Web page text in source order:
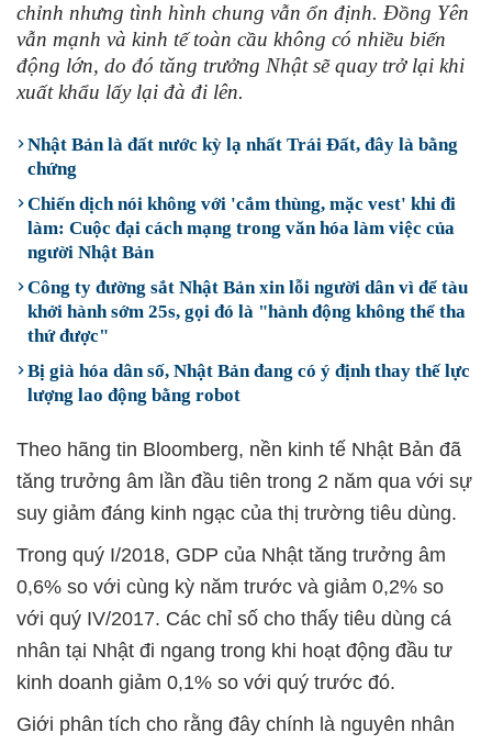
chỉnh nhưng tình hình chung vẫn ổn định. Đồng Yên
vẫn mạnh và kinh tế toàn cầu không có nhiều biến
động lớn, do đó tăng trưởng Nhật sẽ quay trở lại khi
xuất khẩu lấy lại đà đi lên.
Nhật Bản là đất nước kỳ lạ nhất Trái Đất, đây là bằng
chứng
Chiến dịch nói không với 'cắm thùng, mặc vest' khi đi
làm: Cuộc đại cách mạng trong văn hóa làm việc của
người Nhật Bản
Công ty đường sắt Nhật Bản xin lỗi người dân vì để tàu
khởi hành sớm 25s, gọi đó là "hành động không thể tha
thứ được"
Bị già hóa dân số, Nhật Bản đang có ý định thay thế lực
lượng lao động bằng robot
Theo hãng tin Bloomberg, nền kinh tế Nhật Bản đã
tăng trưởng âm lần đầu tiên trong 2 năm qua với sự
suy giảm đáng kinh ngạc của thị trường tiêu dùng.
Trong quý I/2018, GDP của Nhật tăng trưởng âm
0,6% so với cùng kỳ năm trước và giảm 0,2% so
với quý IV/2017. Các chỉ số cho thấy tiêu dùng cá
nhân tại Nhật đi ngang trong khi hoạt động đầu tư
kinh doanh giảm 0,1% so với quý trước đó.
Giới phân tích cho rằng đây chính là nguyên nhân